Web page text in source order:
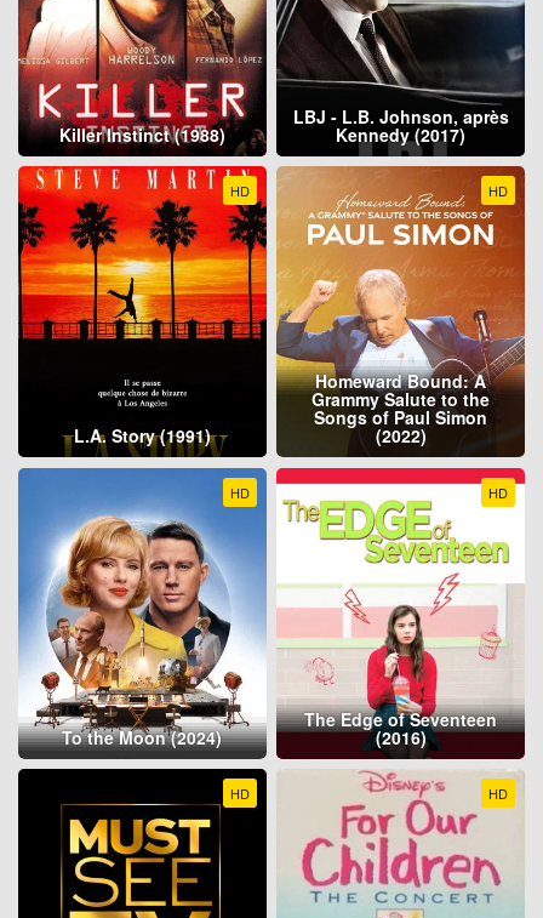
Killer Instinct (1988)
LBJ - L.B. Johnson, après
Kennedy (2017)
HD
L.A. Story (1991)
HD
Homeward Bound: A
Grammy Salute to the
Songs of Paul Simon
(2022)
HD
To the Moon (2024)
HD
The Edge of Seventeen
(2016)
HD HD